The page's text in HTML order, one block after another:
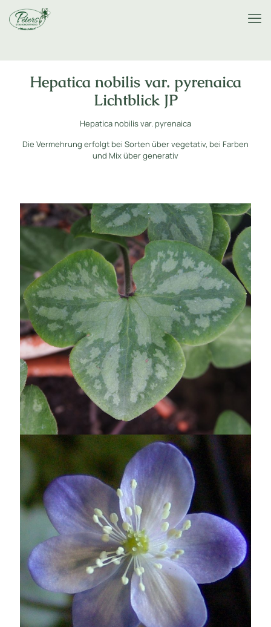
Hepatica nobilis var. pyrenaica
Lichtblick JP
Hepatica nobilis var. pyrenaica
Die Vermehrung erfolgt bei Sorten über vegetativ, bei Farben
und Mix über generativ